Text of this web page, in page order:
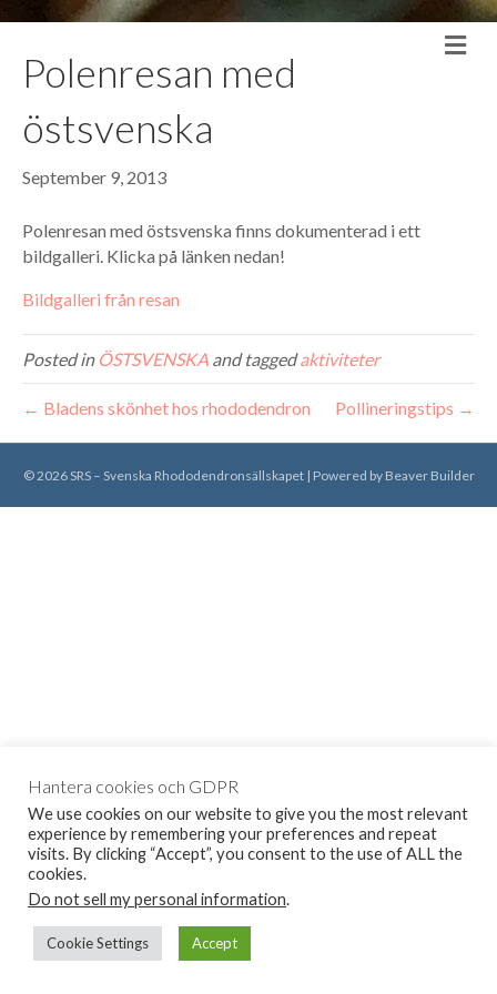
Polenresan med
östsvenska
September 9, 2013
Polenresan med östsvenska finns dokumenterad i ett
bildgalleri. Klicka på länken nedan!
Bildgalleri från resan
Posted in ÖSTSVENSKA and taggedaktiviteter
← Bladens skönhet hos rhododendron Pollineringstips →
© 2026 SRS – Svenska Rhododendronsällskapet | Powered by Beaver Builder
Hantera cookies och GDPR
We use cookies on our website to give you the most relevant
experience by remembering your preferences and repeat
visits. By clicking “Accept”, you consent to the use of ALL the
cookies.
Do not sell my personal information.
Cookie Settings Accept